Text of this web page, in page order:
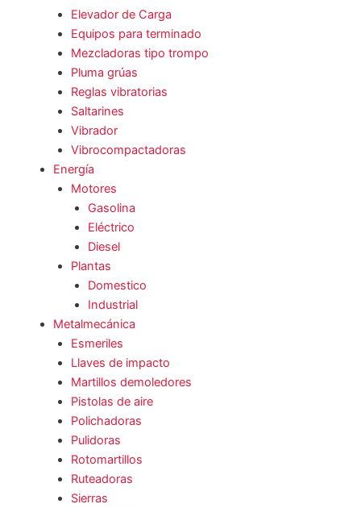
Elevador de Carga
Equipos para terminado
Mezcladoras tipo trompo
Pluma grúas
Reglas vibratorias
Saltarines
Vibrador
Vibrocompactadoras
Energía
Motores
Gasolina
Eléctrico
Diesel
Plantas
Domestico
Industrial
Metalmecánica
Esmeriles
Llaves de impacto
Martillos demoledores
Pistolas de aire
Polichadoras
Pulidoras
Rotomartillos
Ruteadoras
Sierras